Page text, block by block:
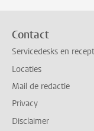
Contact
Servicedesks en
Locaties
Mail de redactie
Privacy
Disclaimer